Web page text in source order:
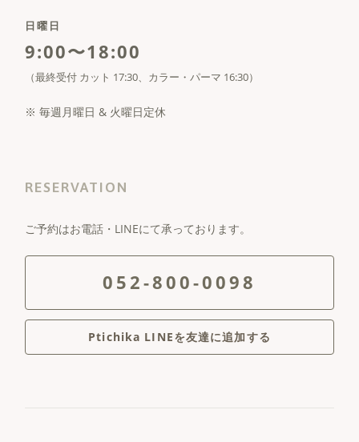
日曜日
9:00〜18:00
（最終受付 カット 17:30、カラー・パーマ 16:30）
※ 毎週月曜日 & 火曜日定休
RESERVATION
ご予約はお電話・LINEにて承っております。
052-800-0098
Ptichika LINEを友達に追加する